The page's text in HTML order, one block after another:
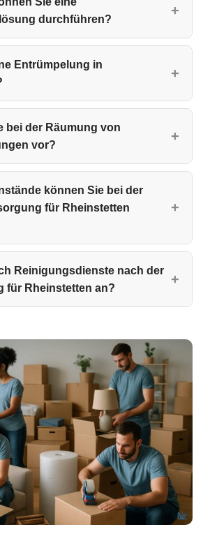
durchführen?
Entrümpelung in
bei der Räumung von
vor?
können Sie bei der
für Rheinstetten
Reinigungsdienste nach der
für Rheinstetten an?